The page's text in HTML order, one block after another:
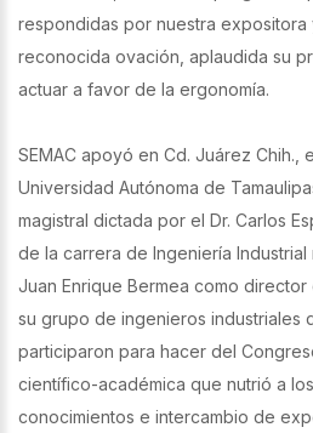
respondidas por nuestra
reconocida ovación, aplaudida su
actuar a favor de la ergonomía.
SEMAC apoyó en Cd. Juárez Chih.,
Universidad Autónoma de
magistral dictada por el Dr. Carlos
de la carrera de Ingeniería
Juan Enrique Bermea como
su grupo de ingenieros industriales
participaron para hacer del
científico-académica que nutrió a
conocimientos e intercambio de